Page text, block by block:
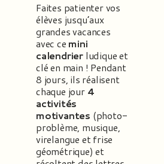
Faites patienter vos
élèves jusqu’aux
grandes vacances
avec ce mini
calendrier ludique et
clé en main ! Pendant
8 jours, ils réalisent
chaque jour 4
activités
motivantes (photo-
problème, musique,
virelangue et frise
géométrique) et